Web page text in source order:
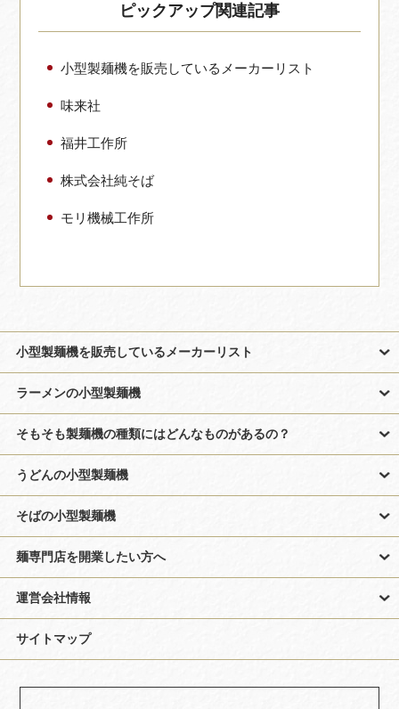
ピックアップ関連記事
小型製麺機を販売しているメーカーリスト
味来社
福井工作所
株式会社純そば
モリ機械工作所
小型製麺機を販売しているメーカーリスト
ラーメンの小型製麺機
そもそも製麺機の種類にはどんなものがあるの？
うどんの小型製麺機
そばの小型製麺機
麺専門店を開業したい方へ
運営会社情報
サイトマップ